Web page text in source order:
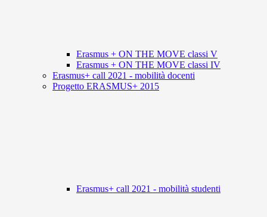
Erasmus + ON THE MOVE classi V
Erasmus + ON THE MOVE classi IV
Erasmus+ call 2021 - mobilità docenti
Progetto ERASMUS+ 2015
Erasmus+ call 2021 - mobilità studenti